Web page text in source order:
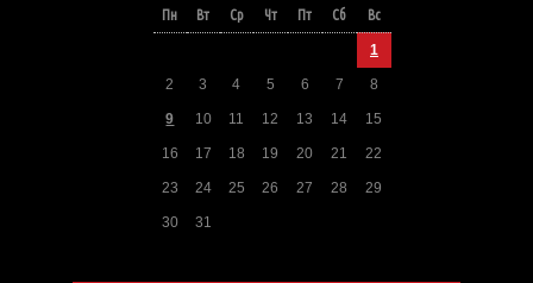
Пн Вт Ср Чт Пт Сб Вс
1
2 3 4 5 6 7 8
9 10 11 12 13 14 15
16 17 18 19 20 21 22
23 24 25 26 27 28 29
30 31